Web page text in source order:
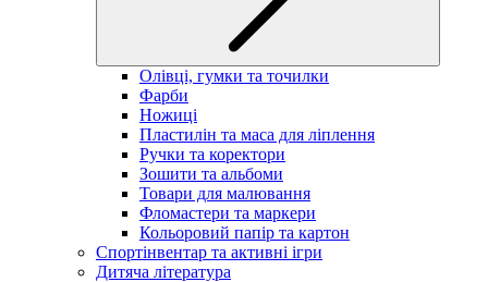
Олівці, гумки та точилки
Фарби
Ножиці
Пластилін та маса для ліплення
Ручки та коректори
Зошити та альбоми
Товари для малювання
Фломастери та маркери
Кольоровий папір та картон
Спортінвентар та активні ігри
Дитяча література